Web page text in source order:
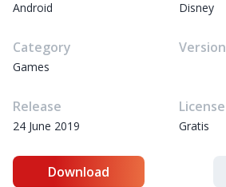
Android Disney
Category
Games
Version
Release
24 June 2019
License
Gratis
Download